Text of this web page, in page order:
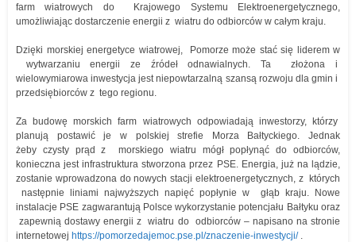
farm wiatrowych do Krajowego Systemu Elektroenergetycznego,
umożliwiając dostarczenie energii z wiatru do odbiorców w całym kraju.
Dzięki morskiej energetyce wiatrowej, Pomorze może stać się liderem w
wytwarzaniu energii ze źródeł odnawialnych. Ta złożona i
wielowymiarowa inwestycja jest niepowtarzalną szansą rozwoju dla gmin i
przedsiębiorców z tego regionu.
Za budowę morskich farm wiatrowych odpowiadają inwestorzy, którzy
planują postawić je w polskiej strefie Morza Bałtyckiego. Jednak
żeby czysty prąd z morskiego wiatru mógł popłynąć do odbiorców,
konieczna jest infrastruktura stworzona przez PSE. Energia, już na lądzie,
zostanie wprowadzona do nowych stacji elektroenergetycznych, z których
następnie liniami najwyższych napięć popłynie w głąb kraju. Nowe
instalacje PSE zagwarantują Polsce wykorzystanie potencjału Bałtyku oraz
zapewnią dostawy energii z wiatru do odbiorców – napisano na stronie
internetowej https://pomorzedajemoc.pse.pl/znaczenie-inwestycji/.